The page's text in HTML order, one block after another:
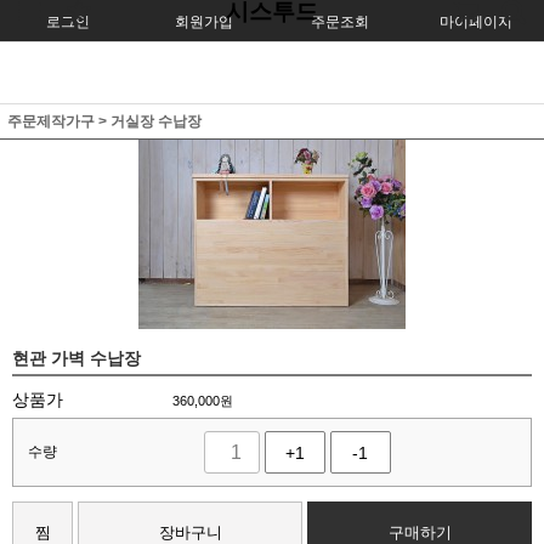
로그인 회원가입 주문조회 마이페이지
시스투드
주문제작가구 > 거실장 수납장
현관 가벽 수납장
상품가 360,000원
수량 +1 -1
찜 장바구니 구매하기